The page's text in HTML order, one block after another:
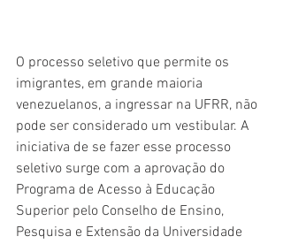
O processo seletivo que permite os
imigrantes, em grande maioria
venezuelanos, a ingressar na UFRR, não
pode ser considerado um vestibular. A
iniciativa de se fazer esse processo
seletivo surge com a aprovação do
Programa de Acesso à Educação
Superior pelo Conselho de Ensino,
Pesquisa e Extensão da Universidade